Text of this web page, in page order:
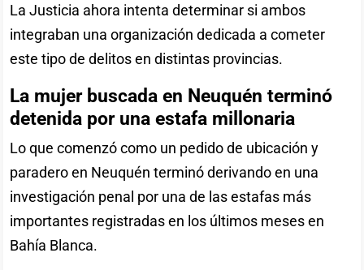
La Justicia ahora intenta determinar si ambos
integraban una organización dedicada a cometer
este tipo de delitos en distintas provincias.
La mujer buscada en Neuquén terminó
detenida por una estafa millonaria
Lo que comenzó como un pedido de ubicación y
paradero en Neuquén terminó derivando en una
investigación penal por una de las estafas más
importantes registradas en los últimos meses en
Bahía Blanca.